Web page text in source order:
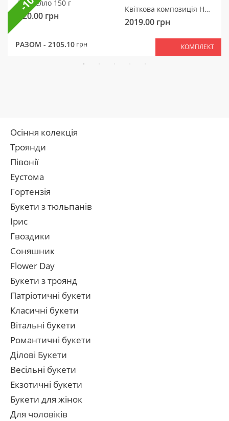
Рафаелло 150 г
320.00 грн
Квіткова композиція Ніжний мотив
2019.00 грн
РАЗОМ - 2105.10 грн КОМПЛЕКТ
Осіння колекція
Троянди
Півонії
Еустома
Гортензія
Букети з тюльпанів
Ірис
Гвоздики
Соняшник
Flower Day
Букети з троянд
Патріотичні букети
Класичні букети
Вітальні букети
Романтичні букети
Ділові Букети
Весільні букети
Екзотичні букети
Букети для жінок
Для чоловіків